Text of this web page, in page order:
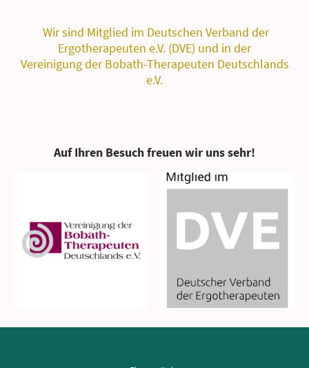
Wir sind Mitglied im Deutschen Verband der
Ergotherapeuten e.V. (DVE) und in der
Vereinigung der Bobath-Therapeuten Deutschlands
e.V.
Auf Ihren Besuch freuen wir uns sehr!